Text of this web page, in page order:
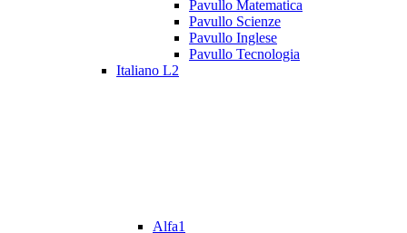
Pavullo Matematica
Pavullo Scienze
Pavullo Inglese
Pavullo Tecnologia
Italiano L2
Alfa1